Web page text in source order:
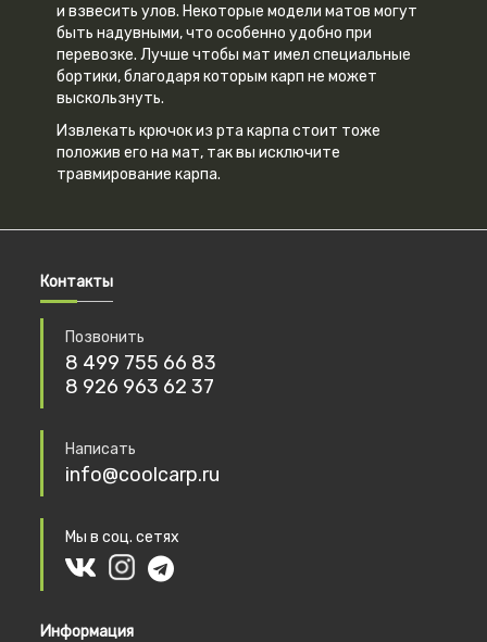
и взвесить улов. Некоторые модели матов могут
быть надувными, что особенно удобно при
перевозке. Лучше чтобы мат имел специальные
бортики, благодаря которым карп не может
выскользнуть.
Извлекать крючок из рта карпа стоит тоже
положив его на мат, так вы исключите
травмирование карпа.
Контакты
Позвонить
8 499 755 66 83
8 926 963 62 37
Написать
info@coolcarp.ru
Мы в соц. сетях
Информация